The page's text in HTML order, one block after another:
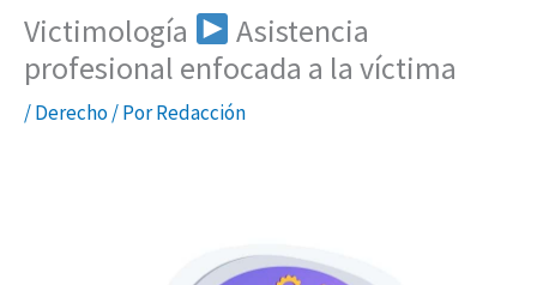
Victimología
Asistencia
profesional enfocada a la víctima
/Derecho/ PorRedacción